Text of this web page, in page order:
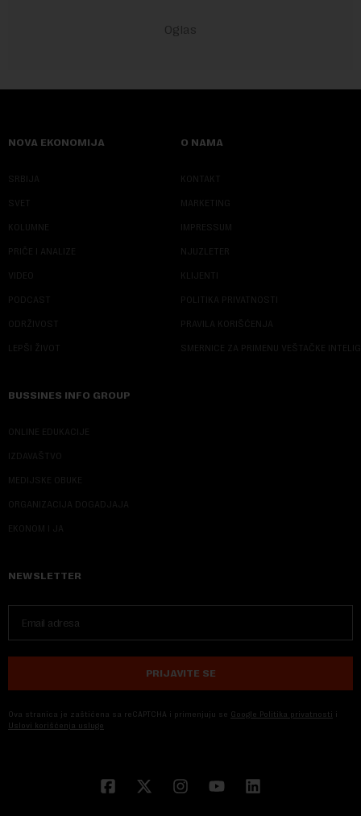
NOVA EKONOMIJA
SRBIJA
SVET
KOLUMNE
PRIČE I ANALIZE
VIDEO
PODCAST
ODRŽIVOST
LEPŠI ŽIVOT
O NAMA
KONTAKT
MARKETING
IMPRESSUM
NJUZLETER
KLIJENTI
POLITIKA PRIVATNOSTI
PRAVILA KORIŠĆENJA
SMERNICE ZA PRIMENU VEŠTAČKE
BUSSINES INFO GROUP
ONLINE EDUKACIJE
IZDAVAŠTVO
MEDIJSKE OBUKE
ORGANIZACIJA DOGADJAJA
EKONOM I JA
NEWSLETTER
PRIJAVITE SE
Ova stranica je zaštićena sa reCAPTCHA i primenjuju se Google Politika privatnosti i
Uslovi korišćenja usluge